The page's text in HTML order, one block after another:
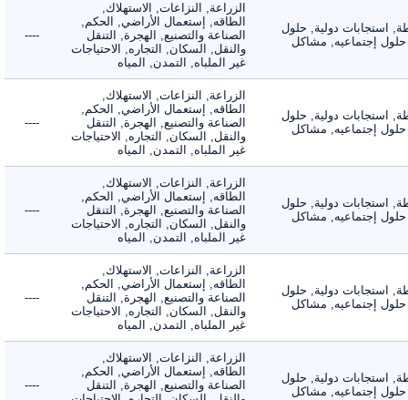
استجابات دولية, حلول
إجتماعيه, مشاكل
الزراعة, النزاعات, الاستهلاك,
الطاقه, إستعمال الأراضي, الحكم,
الصناعة والتصنيع, الهجرة, التنقل
والنقل, السكان, التجاره, الاحتياجات
غير الملباه, التمدن, المياه
----
استجابات دولية, حلول
إجتماعيه, مشاكل
الزراعة, النزاعات, الاستهلاك,
الطاقه, إستعمال الأراضي, الحكم,
الصناعة والتصنيع, الهجرة, التنقل
والنقل, السكان, التجاره, الاحتياجات
غير الملباه, التمدن, المياه
----
استجابات دولية, حلول
إجتماعيه, مشاكل
الزراعة, النزاعات, الاستهلاك,
الطاقه, إستعمال الأراضي, الحكم,
الصناعة والتصنيع, الهجرة, التنقل
والنقل, السكان, التجاره, الاحتياجات
غير الملباه, التمدن, المياه
----
استجابات دولية, حلول
إجتماعيه, مشاكل
الزراعة, النزاعات, الاستهلاك,
الطاقه, إستعمال الأراضي, الحكم,
الصناعة والتصنيع, الهجرة, التنقل
والنقل, السكان, التجاره, الاحتياجات
غير الملباه, التمدن, المياه
----
استجابات دولية, حلول
إجتماعيه, مشاكل
الزراعة, النزاعات, الاستهلاك,
الطاقه, إستعمال الأراضي, الحكم,
الصناعة والتصنيع, الهجرة, التنقل
----